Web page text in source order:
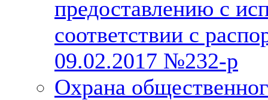
предоставлению с
соответствии с
09.02.2017 №232-р
Охрана